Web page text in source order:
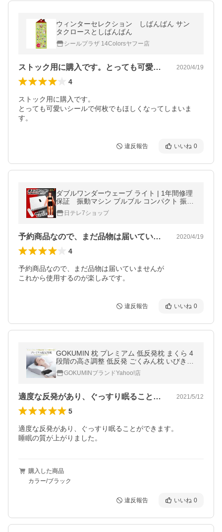
ウィンターセレクション しばんばん サン
タクロースとしばんばん
シールプラザ 14Colorsヤフー店
ストック用に購入です。とっても可愛いシ… 2020/4/19
4
ストック用に購入です。
とっても可愛いシールで何枚でもほしくなってしまいま
す。
違反報告 いいね 0
ダブルワンダーウェーブ ライト | 1年間修理
保証 振動マシン ブルブル コンパクト 振動
音軽減 【日テレ７公式】
日テレ7ショップ
予約商品なので、まだ品物は届いていませ… 2020/4/19
4
予約商品なので、まだ品物は届いていませんが
これから使用するのが楽しみです。
違反報告 いいね 0
GOKUMIN 枕 プレミアム 低反発枕 まくら 4
段階の高さ調整 低反発 ごくみん枕 いびき防
止 安眠 低め 高め 調整 快眠 快眠枕 爆買
GOKUMINブランドYahoo!店
適度な反発があり、ぐっすり眠ることがで… 2021/5/12
5
適度な反発があり、ぐっすり眠ることができます。
睡眠の質が上がりました。
購入した商品
カラー/ブラック
違反報告 いいね 0